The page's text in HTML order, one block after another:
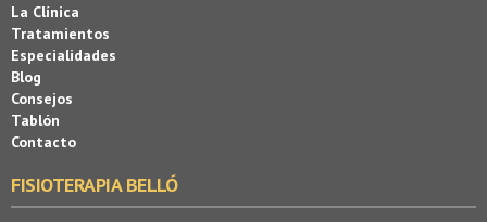
La Clínica
Tratamientos
Especialidades
Blog
Consejos
Tablón
Contacto
FISIOTERAPIA BELLÓ